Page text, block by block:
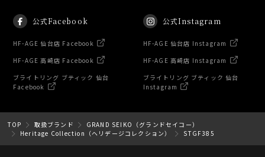
公式Facebook
HF-AGE 仙台店 Facebook
HF-AGE 高崎店 Facebook
ブライトリング ブティック 仙台
Facebook
公式Instagram
HF-AGE 仙台店 Instagram
HF-AGE 高崎店 Instagram
ブライトリング ブティック 仙台
Instagram
TOP 取扱ブランド
GRAND SEIKO（グランドセイコー）
Heritage Collection（ヘリデージコレクション）
STGF385